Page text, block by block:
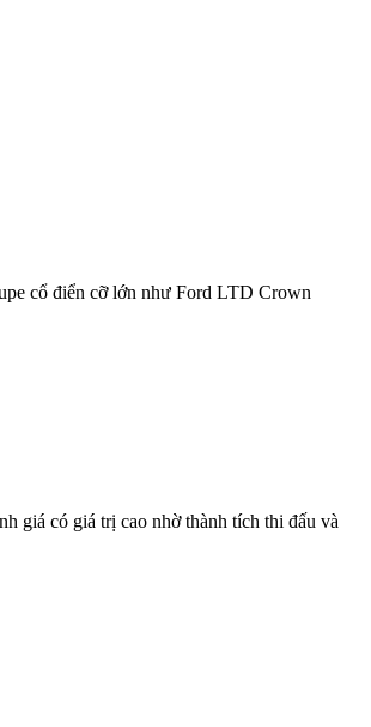
cổ điển cỡ lớn như Ford LTD Crown
giá có giá trị cao nhờ thành tích thi đấu và